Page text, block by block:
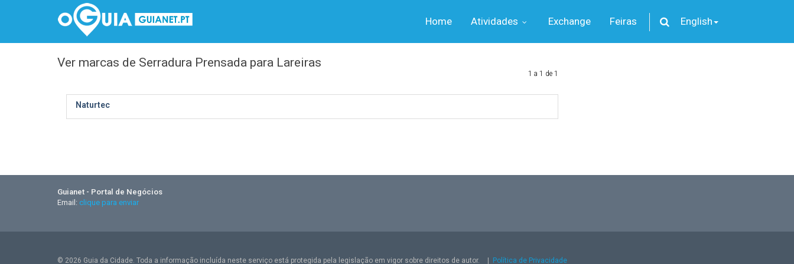
Home Atividades Exchange Feiras English
Ver marcas de Serradura Prensada para Lareiras
1 a 1 de 1
Naturtec
Guianet - Portal de Negócios
Email: clique para enviar
© 2026 Guia da Cidade. Toda a informação incluída neste serviço está protegida pela legislação em vigor sobre direitos de autor.
Política de Privacidade